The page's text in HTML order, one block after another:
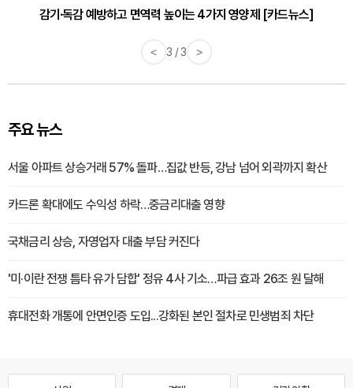
감기·독감 예방하고 면역력 높이는 4가지 영양제 [카드뉴스]
< 3 / 3 >
주요 뉴스
서울 아파트 상승거래 57% 돌파…집값 반등, 강남 넘어 외곽까지 확산
카드론 확대에도 수익성 하락…중금리대출 영향
국채금리 상승, 자영업자 대출 부담 커진다
'미·이란 전쟁 틈타 유가 담합' 정유 4사 기소…파급 효과 26조 원 달해
휴대전화 개통에 안면인증 도입...강화된 본인 절차로 민생범죄 차단